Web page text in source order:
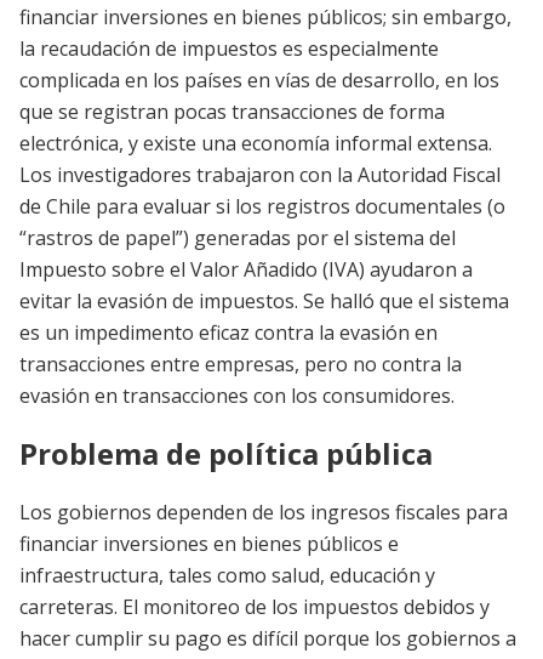
financiar inversiones en bienes públicos; sin embargo,
la recaudación de impuestos es especialmente
complicada en los países en vías de desarrollo, en los
que se registran pocas transacciones de forma
electrónica, y existe una economía informal extensa.
Los investigadores trabajaron con la Autoridad Fiscal
de Chile para evaluar si los registros documentales (o
“rastros de papel”) generadas por el sistema del
Impuesto sobre el Valor Añadido (IVA) ayudaron a
evitar la evasión de impuestos. Se halló que el sistema
es un impedimento eficaz contra la evasión en
transacciones entre empresas, pero no contra la
evasión en transacciones con los consumidores.
Problema de política pública
Los gobiernos dependen de los ingresos fiscales para
financiar inversiones en bienes públicos e
infraestructura, tales como salud, educación y
carreteras. El monitoreo de los impuestos debidos y
hacer cumplir su pago es difícil porque los gobiernos a